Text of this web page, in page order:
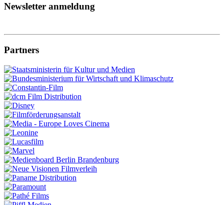
Newsletter anmeldung
Partners